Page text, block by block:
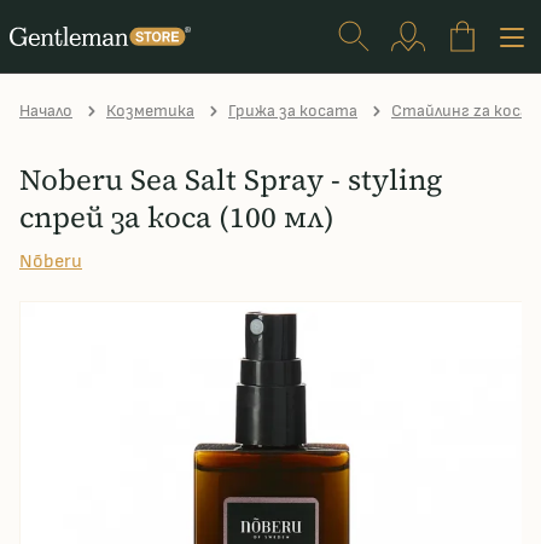
Начало Козметика Грижа за косата Стайлинг zа коса
Noberu Sea Salt Spray - styling
спрей за коса (100 мл)
Nõberu